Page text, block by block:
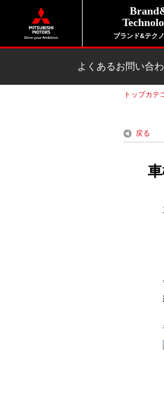
ブランド&テク
よくあるお問い合
トップカテ
戻る